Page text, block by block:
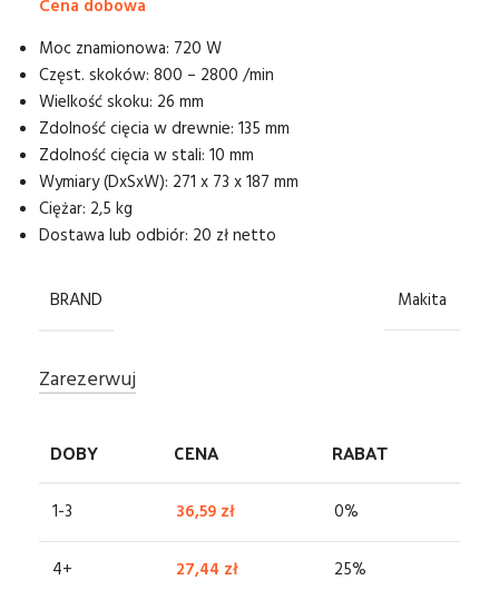
Moc znamionowa: 720 W
Częst. skoków: 800 – 2800 /min
Wielkość skoku: 26 mm
Zdolność cięcia w drewnie: 135 mm
Zdolność cięcia w stali: 10 mm
Wymiary (DxSxW): 271 x 73 x 187 mm
Ciężar: 2,5 kg
Dostawa lub odbiór: 20 zł netto
BRAND Makita
Zarezerwuj
DOBY CENA RABAT
1-3 36,59 zł 0%
4+ 27,44 zł 25%